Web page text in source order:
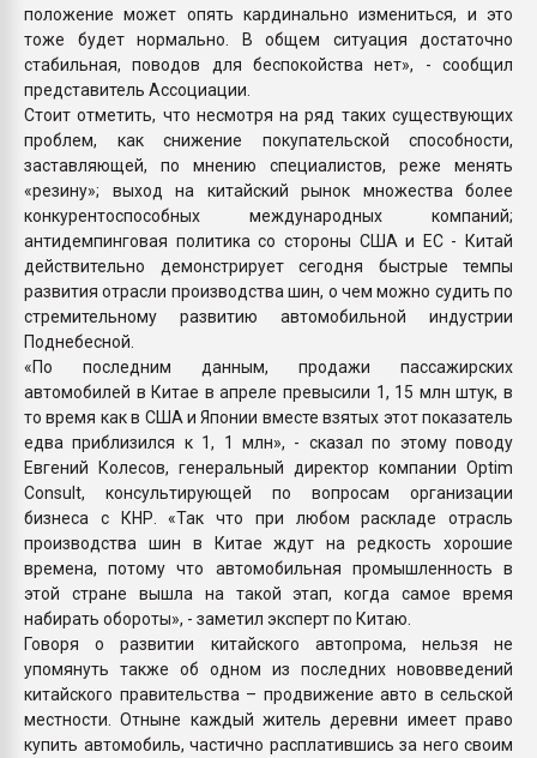
положение может опять кардинально измениться, и это
тоже будет нормально. В общем ситуация достаточно
стабильная, поводов для беспокойства нет», - сообщил
представитель Ассоциации.
Стоит отметить, что несмотря на ряд таких существующих
проблем, как снижение покупательской способности,
заставляющей, по мнению специалистов, реже менять
«резину»; выход на китайский рынок множества более
конкурентоспособных международных компаний;
антидемпинговая политика со стороны США и ЕС - Китай
действительно демонстрирует сегодня быстрые темпы
развития отрасли производства шин, о чем можно судить по
стремительному развитию автомобильной индустрии
Поднебесной.
«По последним данным, продажи пассажирских
автомобилей в Китае в апреле превысили 1, 15 млн штук, в
то время как в США и Японии вместе взятых этот показатель
едва приблизился к 1, 1 млн», - сказал по этому поводу
Евгений Колесов, генеральный директор компании Optim
Consult, консультирующей по вопросам организации
бизнеса с КНР. «Так что при любом раскладе отрасль
производства шин в Китае ждут на редкость хорошие
времена, потому что автомобильная промышленность в
этой стране вышла на такой этап, когда самое время
набирать обороты», - заметил эксперт по Китаю.
Говоря о развитии китайского автопрома, нельзя не
упомянуть также об одном из последних нововведений
китайского правительства – продвижение авто в сельской
местности. Отныне каждый житель деревни имеет право
купить автомобиль, частично расплатившись за него своим